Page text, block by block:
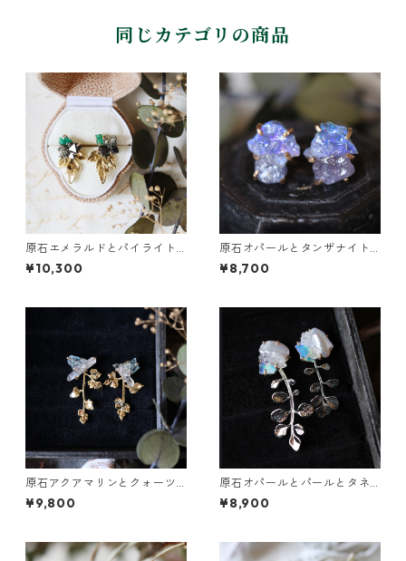
同じカテゴリの商品
原石エメラルドとパイライト
とクレマチスの葉ピアス
¥10,300
原石オパールとタンザナイト
のピアス
¥8,700
原石アクアマリンとクォーツ
とカニクサの葉ピアス
¥9,800
原石オパールとパールとタネ
ツケバナの葉ピアス
¥8,900